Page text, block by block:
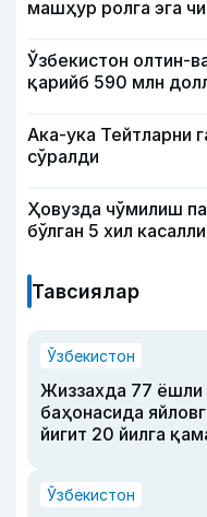
машҳур ролга эга
Ўзбекистон олтин-
қарийб 590 млн
Ака-ука Тейтларни
сўралди
Ҳовузда чўмилиш
бўлган 5 хил
Тавсиялар
Ўзбекистон
Жиззахда 77 ёшли
баҳонасида
йигит 20 йилга
Ўзбекистон